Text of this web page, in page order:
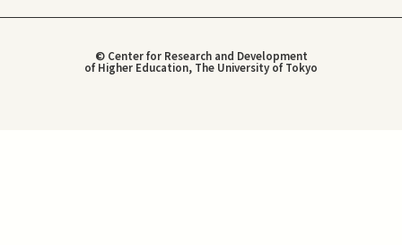
© Center for Research and Development
of Higher Education, The University of Tokyo